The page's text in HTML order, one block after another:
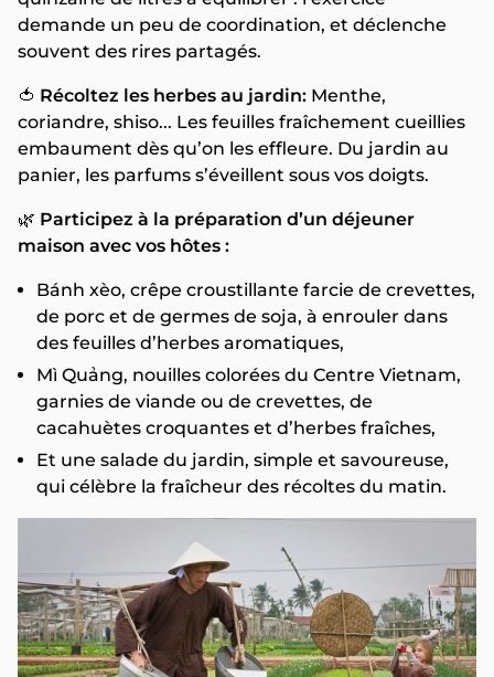
demande un peu de coordination, et déclenche
souvent des rires partagés.
🍅 Récoltez les herbes au jardin: Menthe,
coriandre, shiso... Les feuilles fraîchement cueillies
embaument dès qu’on les effleure. Du jardin au
panier, les parfums s’éveillent sous vos doigts.
🌿 Participez à la préparation d’un déjeuner
maison avec vos hôtes :
Bánh xèo, crêpe croustillante farcie de crevettes,
de porc et de germes de soja, à enrouler dans
des feuilles d’herbes aromatiques,
Mì Quảng, nouilles colorées du Centre Vietnam,
garnies de viande ou de crevettes, de
cacahuètes croquantes et d’herbes fraîches,
Et une salade du jardin, simple et savoureuse,
qui célèbre la fraîcheur des récoltes du matin.